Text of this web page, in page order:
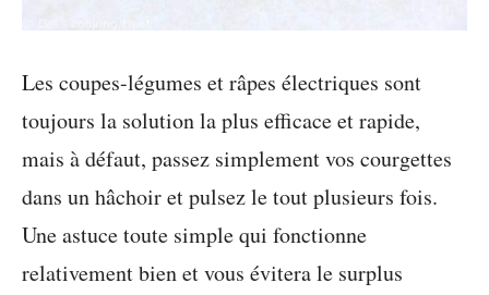
Les coupes-légumes et râpes électriques sont
toujours la solution la plus efficace et rapide,
mais à défaut, passez simplement vos courgettes
dans un hâchoir et pulsez le tout plusieurs fois.
Une astuce toute simple qui fonctionne
relativement bien et vous évitera le surplus